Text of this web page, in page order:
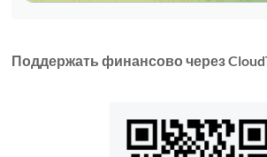
Поддержать финансово через